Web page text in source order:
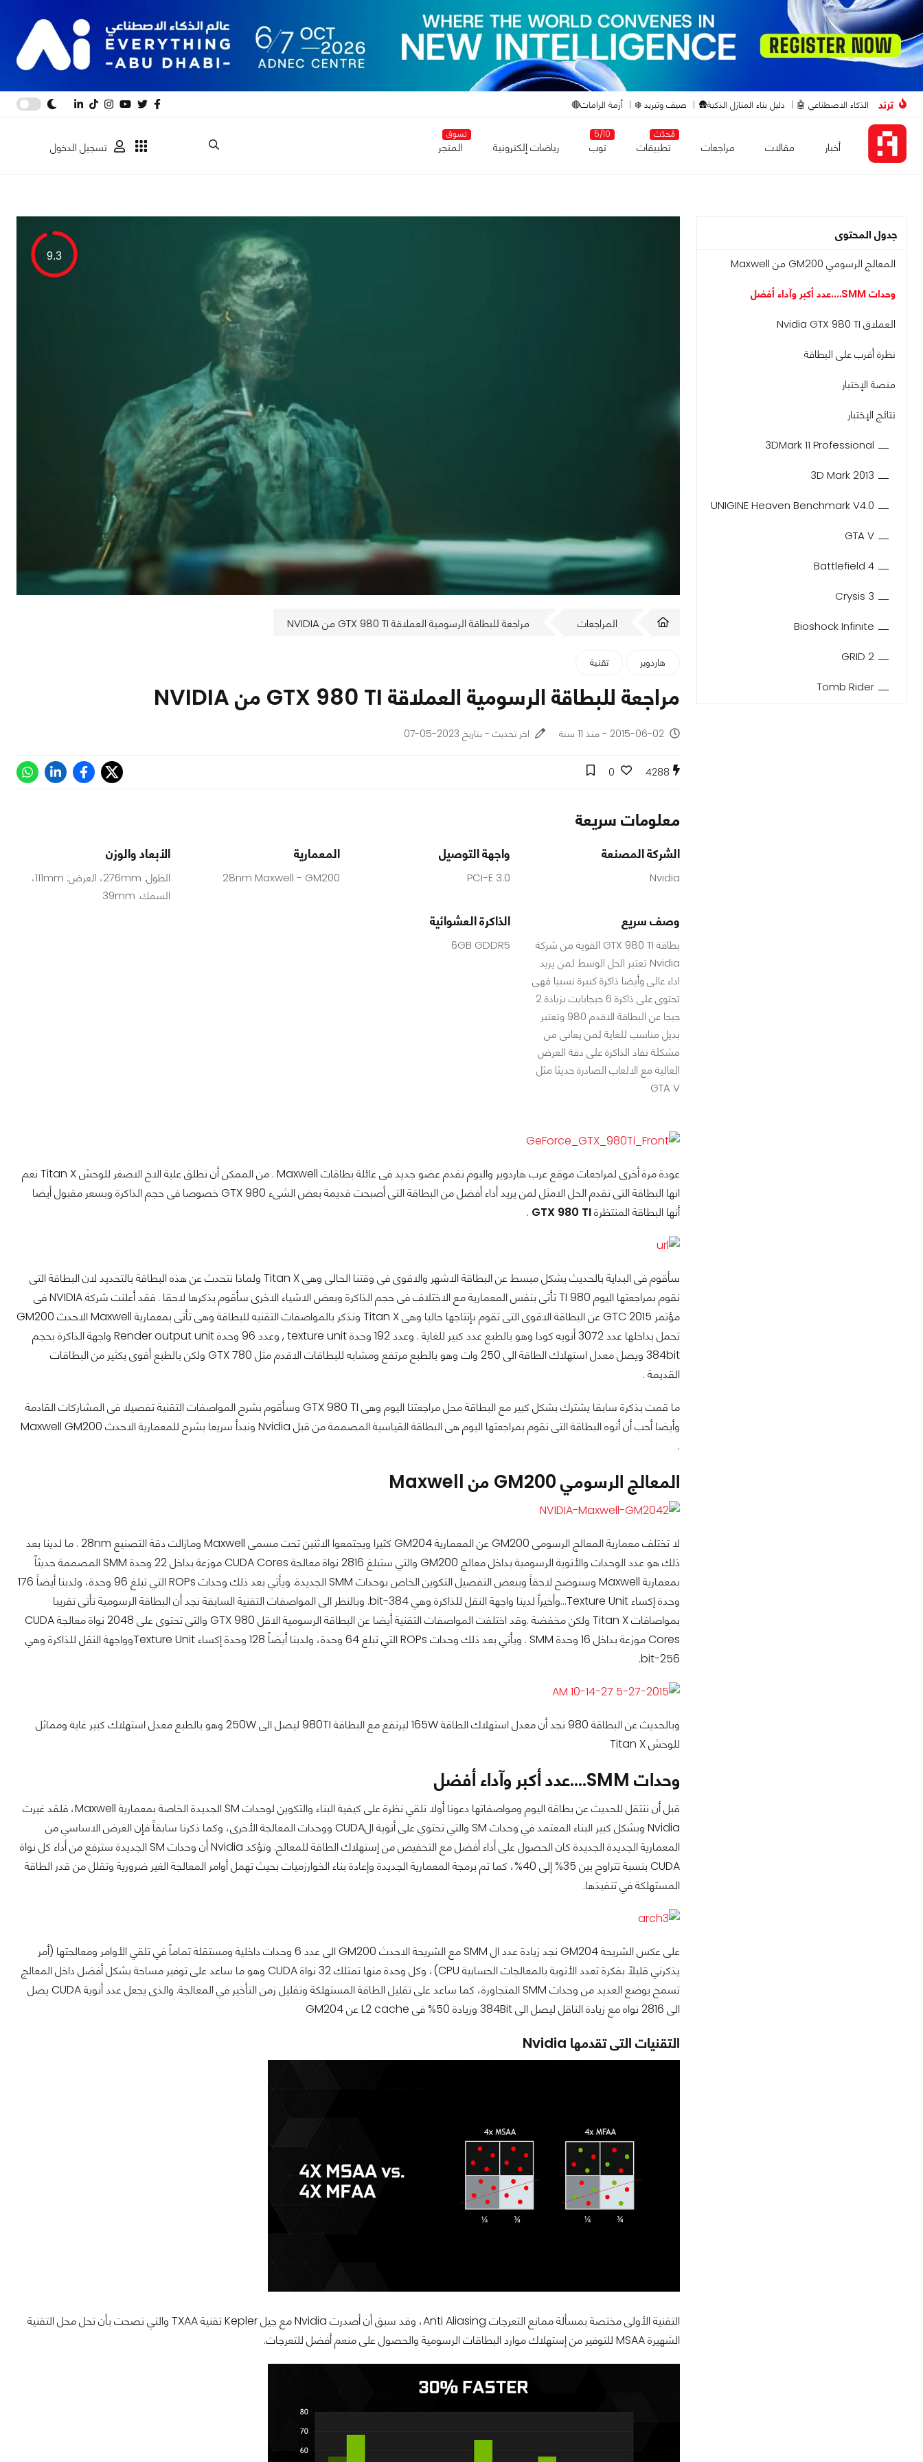
ترند الذكاء الاصطناعي 🤖 دليل بناء المنازل الذكية🛖 صيف وتبريد ❄️ أزمة الرامات🔴
أخبار مقالات مراجعات
مُحدّث
تطبيقات
5/10
توب رياضات إلكترونية
تسوق
المتجر تسجيل الدخول
جدول المحتوى
المعالج الرسومي GM200 من Maxwell
وحدات SMM….عدد أكبر وآداء أفضل
العملاق Nvidia GTX 980 TI
نظرة أقرب على البطاقة
منصة الإختبار
نتائج الإختبار
3DMark 11 Professional
3D Mark 2013
UNIGINE Heaven Benchmark V4.0
GTA V
Battlefield 4
Crysis 3
Bioshock Infinite
GRID 2
Tomb Rider
9.3
المراجعات مراجعة للبطاقة الرسومية العملاقة GTX 980 TI من NVIDIA
هاردوير تقنية
مراجعة للبطاقة الرسومية العملاقة GTX 980 TI من NVIDIA
2015-06-02 - منذ 11 سنة اخر تحديث - بتاريخ 2023-05-07
4288
0
معلومات سريعة
الشركة المصنعة
Nvidia
واجهة التوصيل
PCI-E 3.0
المعمارية
28nm Maxwell - GM200
الأبعاد والوزن
الطول: 276mm، العرض: 111mm،
السمك: 39mm
وصف سريع
بطاقة GTX 980 TI القوية من شركة
Nvidia تعتبر الحل الوسط لمن يريد
اداء عالى وأيضا ذاكرة كبيرة نسبيا فهى
تحتوى على ذاكرة 6 جيجابايت بزيادة 2
جيجا عن البطاقة الاقدم 980 وتعتبر
بديل مناسب للغاية لمن يعانى من
مشكلة نفاذ الذاكرة على دقة العرض
العالية مع الالعاب الصادرة حديثا مثل
GTA V
الذاكرة العشوائية
6GB GDDR5
عودة مرة أخرى لمراجعات موقع عرب هاردوير واليوم نقدم عضو جديد فى عائلة بطاقات Maxwell . من الممكن أن نطلق علية الاخ الاصغر للوحش Titan X نعم
انها البطاقة التى تقدم الحل الامثل لمن يريد أداء أفضل من البطاقة التى أصبحت قديمة بعض الشىء GTX 980 خصوصا فى حجم الذاكرة وبسعر مقبول أيضا
أنها البطاقة المنتظرةGTX 980 TI
.
سأقوم فى البداية بالحديث بشكل مبسط عن البطاقة الاشهر والاقوى فى وقتنا الحالى وهى Titan X ولماذا نتحدث عن هذه البطاقة بالتحديد لان البطاقة التى
نقوم بمراجعتها اليوم 980 TI تأتى بنفس المعمارية مع الاختلاف فى حجم الذاكرة وبعض الاشياء الاخرى سأقوم بذكرها لاحقا . فقد أعلنت شركة NVIDIA فى
مؤتمر GTC 2015 عن البطاقة الاقوى التى تقوم بإنتاجها حاليا وهى Titan X ونذكر بالمواصفات التقنيه للبطاقة وهى تأتى بمعمارية Maxwell الاحدث GM200
تحمل بداخلها عدد 3072 أنويه كودا وهو بالطبع عدد كبير للغاية . وعدد 192 وحدة texture unit , وعدد 96 وحدة Render output unit واجهة الذاكرة بحجم
384bit ويصل معدل استهلاك الطاقة الى 250 وات وهو بالطبع مرتفع ومشابه للبطاقات الاقدم مثل GTX 780 ولكن بالطبع أقوى بكثير من البطاقات
القديمة .
ما قمت بذكرة سابقا يشترك بشكل كبير مع البطاقة محل مراجعتنا اليوم وهى GTX 980 TI وسأقوم بشرح المواصفات التقنية تفصيلا فى المشاركات القادمة
وأيضا أحب أن أنوه البطاقة التى نقوم بمراجعتها اليوم هى البطاقة القياسية المصممة من قبل Nvidia ونبدأ سريعا بشرح للمعمارية الاحدث Maxwell GM200
.
المعالج الرسومي GM200 من Maxwell
لا تختلف معمارية المعالج الرسومى GM200 عن المعمارية GM204 كثيرا ويجتمعوا الاثنين تحت مسمى Maxwell ومازالت دقة التصنيع 28nm . ما لدينا بعد
ذلك هو عدد الوحدات والأنوية الرسومية بداخل معالج GM200 والتي ستبلغ 2816 نواة معالجة CUDA Cores موزعة بداخل 22 وحدة SMM المصممة حديثاً
بمعمارية Maxwell وسنوضح لاحقاً وببعض التفصيل التكوين الخاص بوحدات SMM الجديدة. ويأتي بعد ذلك وحدات ROPs التي تبلغ 96 وحدة، ولدبنا أيضاً 176
وحدة إكساء Texture Unit…وأخيراً لدينا واجهة النقل للذاكرة وهي 384-bit. وبالنظر الى المواصفات التقنية السابقة نجد أن البطاقة الرسومية تأتى تقريبا
بمواصافات Titan X ولكن مخفضة .وقد اختلفت المواصفات التقنية أيضا عن البطاقة الرسومية الاقل GTX 980 والتى تحتوى على 2048 نواة معالجة CUDA
Cores موزعة بداخل 16 وحدة SMM . ويأتي بعد ذلك وحدات ROPs التي تبلغ 64 وحدة، ولدبنا أيضاً 128 وحدة إكساء Texture Unitوواجهة النقل للذاكرة وهي
256-bit.
وبالحديث عن البطاقة 980 نجد أن معدل استهلاك الطاقة 165W ليرتفع مع البطاقة 980TI ليصل الى 250W وهو بالطبع معدل استهلاك كبير غاية ومماثل
للوحش Titan X
وحدات SMM….عدد أكبر وآداء أفضل
قبل أن ننتقل للحديث عن بطاقة اليوم ومواصفاتها دعونا أولا نلقي نظرة على كيفية البناء والتكوين لوحدات SM الجديدة الخاصة بمعمارية Maxwell، فلقد غيرت
Nvidia وبشكل كبير البناء المعتمد في وحدات SM والتي تحتوي على أنوية الCUDA ووحدات المعالجة الأخرى، وكما ذكرنا سابقاً فإن الغرض الاساسي من
المعمارية الجديدة الجديدة كان الحصول على أداء أفضل مع التخفيض من إستهلاك الطاقة للمعالج. وتؤكد Nvidia أن وحدات SM الجديدة سترفع من أداء كل نواة
CUDA بنسبة تتراوح بين 35% إلى 40%، كما تم برمجة المعمارية الجديدة وإعادة بناء الخوارزميات بحيث تهمل أوامر المعالجة الغير ضرورية وتقلل من قدر الطاقة
المستهلكة في تنفيذها.
على عكس الشريحة GM204 نجد زيادة عدد ال SMM مع الشريحة الاحدث GM200 الى عدد 6 وحدات داخلية ومستقلة تماماً في تلقي الأوامر ومعالجتها (أمر
يذكرني قليلاً بفكرة تعدد الأنوية بالمعالجات الحسابية CPU)، وكل وحدة منها تمتلك 32 نواة CUDA وهو ما ساعد على توفير مساحة بشكل أفضل داخل المعالج
تسمح بوضع العديد من وحدات SMM المتجاورة، كما ساعد على تقليل الطاقة المستهلكة وتقليل زمن التأخير في المعالجة. والذى يجعل عدد أنوية CUDA يصل
الى 2816 نواه مع زيادة الناقل ليصل الى 384Bit وزيادة 50% فى L2 cache عن GM204
التقنيات التى تقدمها Nvidia
التقنية الأولى مختصة بمسألة ممانع التعرجات Anti Aliasing، وقد سبق أن أصدرت Nvidia مع جيل Kepler تقنية TXAA والتي نصحت بأن تحل محل التقنية
الشهيرة MSAA للتوفير من إستهلاك موارد البطاقات الرسومية والحصول على منعم أفضل للتعرجات.